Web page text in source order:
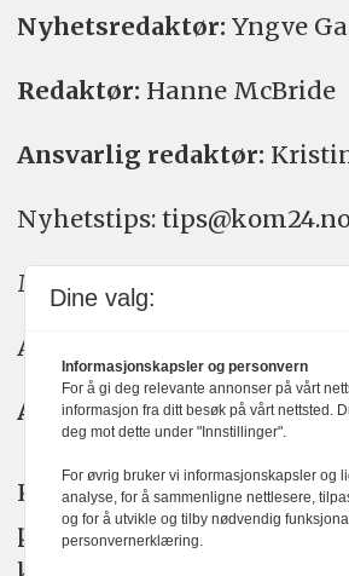
Nyhetsredaktør: Yngve
Redaktør: Hanne McBride
Ansvarlig redaktør:
Nyhetstips:
Meninger:
Annonse:
Abonnement:
KOM24 arbeider etter Vær
plakatens regler for god
Dine valg:
Informasjonskapsler og personvern
For å gi deg relevante annonser på vårt
informasjon fra ditt besøk på vårt nettsted.
deg mot dette under "Innstillinger".
For øvrig bruker vi informasjonskapsler og
analyse, for å sammenligne nettlesere,
og for å utvikle og tilby nødvendig
personvernerklæring.